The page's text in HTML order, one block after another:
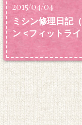
2015/04/04
ミシン修理日記
ン <フィットラ